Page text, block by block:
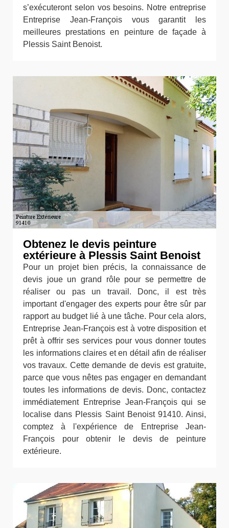
s’exécuteront selon vos besoins. Notre entreprise
Entreprise Jean-François vous garantit les
meilleures prestations en peinture de façade à
Plessis Saint Benoist.
Obtenez le devis peinture
extérieure à Plessis Saint Benoist
Pour un projet bien précis, la connaissance de
devis joue un grand rôle pour se permettre de
réaliser ou pas un travail. Donc, il est très
important d'engager des experts pour être sûr par
rapport au budget lié à une tâche. Pour cela alors,
Entreprise Jean-François est à votre disposition et
prêt à offrir ses services pour vous donner toutes
les informations claires et en détail afin de réaliser
vos travaux. Cette demande de devis est gratuite,
parce que vous nêtes pas engager en demandant
toutes les informations de devis. Donc, contactez
immédiatement Entreprise Jean-François qui se
localise dans Plessis Saint Benoist 91410. Ainsi,
comptez à l'expérience de Entreprise Jean-
François pour obtenir le devis de peinture
extérieure.